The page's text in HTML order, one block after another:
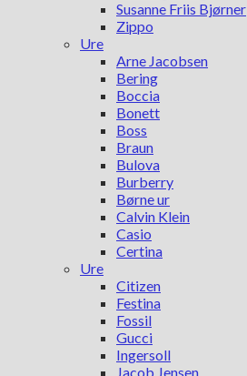
Susanne Friis Bjørner
Zippo
Ure
Arne Jacobsen
Bering
Boccia
Bonett
Boss
Braun
Bulova
Burberry
Børne ur
Calvin Klein
Casio
Certina
Ure
Citizen
Festina
Fossil
Gucci
Ingersoll
Jacob Jensen